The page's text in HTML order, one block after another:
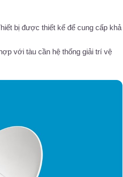
bị được thiết kế để cung cấp khả
với tàu cần hệ thống giải trí vệ